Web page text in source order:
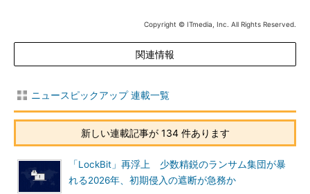
Copyright © ITmedia, Inc. All Rights Reserved.
関連情報
ニュースピックアップ 連載一覧
新しい連載記事が 134 件あります
「LockBit」再浮上 少数精鋭のランサム集団が暴
れる2026年、初期侵入の遮断が急務か